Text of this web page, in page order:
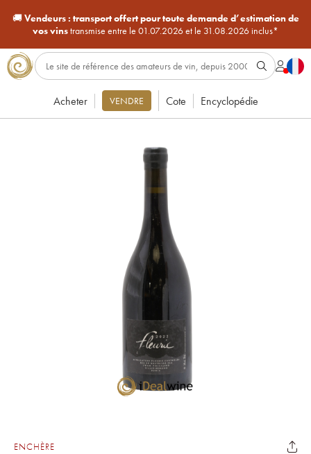
🚚Vendeurs : transport offert pour toute demande d’estimation de
vos vinstransmise entre le 01.07.2026 et le 31.08.2026 inclus*
Acheter VENDRE Cote Encyclopédie
ENCHÈRE